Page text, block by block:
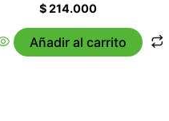
$214.000
Añadir al carrito